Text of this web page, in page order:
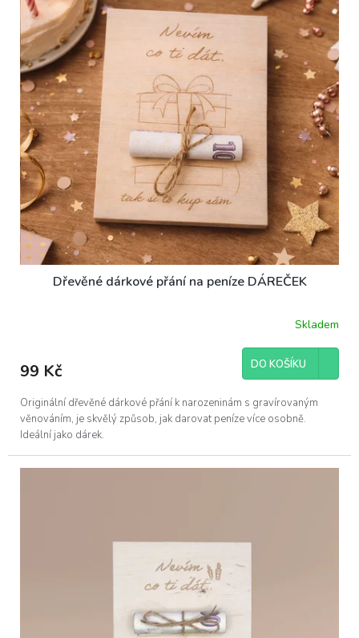
ůp
r
o
d
u
k
t
ů
Dřevěné dárkové přání na peníze DÁREČEK
Skladem
99 Kč DO KOŠÍKU
Originální dřevěné dárkové přání k narozeninám s gravírovaným
věnováním, je skvělý způsob, jak darovat peníze více osobně.
Ideální jako dárek.